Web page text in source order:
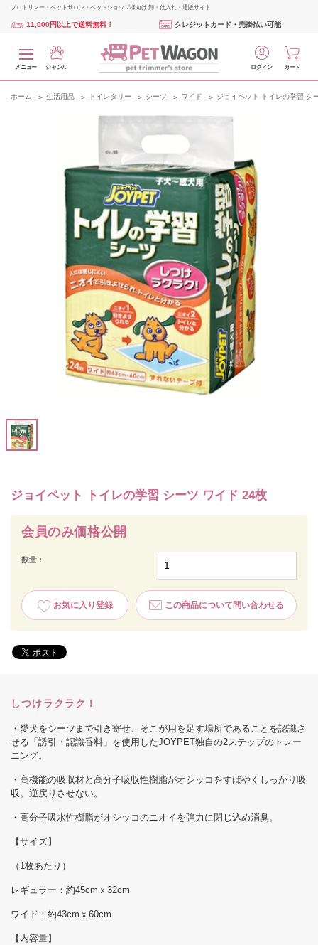
プロトリマー・ペットサロン・ペットショップ様向け 卸・仕入れ・通販サイト
11,000円以上で送料無料！ クレジットカード・売掛払い可能
メニュー ジャンル ログイン カート
ホーム 生活用品 トイレタリー シーツ ワイド ジョイペット トイレの学習 シ
ジョイペット トイレの学習 シーツ ワイド 24枚
会員のみ価格公開
数量：
お気に入り登録 この商品について問い合わせる
しつけラクラク！
・愛犬をシーツまで引き寄せ、そこが用を足す場所であることを認識さ
せる「誘引・認識香料」を使用したJOYPET独自の2ステップのトレー
ニング。
・高機能の吸収材と高分子吸収性樹脂がオシッコをすばやくしっかり吸
収。逆戻りさせない。
・高分子吸水性樹脂がオシッコのニオイを強力に閉じ込め消臭。
【サイズ】
（1枚あたり）
レギュラー：約45cmｘ32cm
ワイド：約43cmｘ60cm
【内容量】